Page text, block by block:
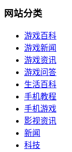
网站分类
游戏百科
游戏新闻
游戏资讯
游戏问答
生活百科
手机教程
手机游戏
影视资讯
新闻
科技